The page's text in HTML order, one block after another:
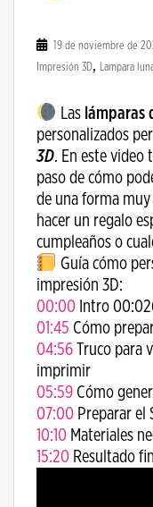
19 de noviembre de
Impresión 3D, Lampara
Las lámparas
personalizados
3D. En este video
paso de cómo
de una forma muy
hacer un regalo
cumpleaños o
Guía cómo
impresión 3D:
00:00 Intro
01:45 Cómo
04:56 Truco para
imprimir
05:59 Cómo
07:00 Preparar el
10:10 Materiales
15:20 Resultado